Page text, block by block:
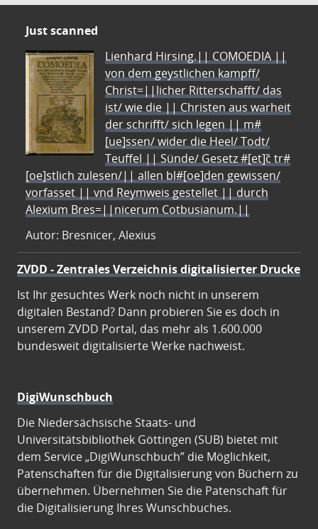
Just scanned
Lienhard Hirsing.|| COMOEDIA ||
von dem geystlichen kampff/
Christ=||licher Ritterschafft/ das
ist/ wie die || Christen aus warheit
der schrifft/ sich legen || m#
[ue]ssen/ wider die Heel/ Todt/
Teuffel || Sünde/ Gesetz #[et]c̃ tr#
[oe]stlich zulesen/|| allen bl#[oe]den gewissen/
vorfasset || vnd Reymweis gestellet || durch
Alexium Bres=||nicerum Cotbusianum.||
Autor: Bresnicer, Alexius
ZVDD - Zentrales Verzeichnis digitalisierter Drucke
Ist Ihr gesuchtes Werk noch nicht in unserem
digitalen Bestand? Dann probieren Sie es doch in
unserem ZVDD Portal, das mehr als 1.600.000
bundesweit digitalisierte Werke nachweist.
DigiWunschbuch
Die Niedersächsische Staats- und
Universitätsbibliothek Göttingen (SUB) bietet mit
dem Service „DigiWunschbuch” die Möglichkeit,
Patenschaften für die Digitalisierung von Büchern zu
übernehmen. Übernehmen Sie die Patenschaft für
die Digitalisierung Ihres Wunschbuches.